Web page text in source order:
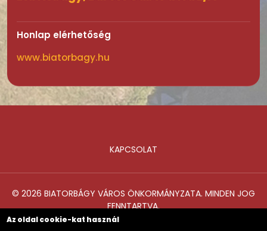
Honlap elérhetőség
www.biatorbagy.hu
KAPCSOLAT
© 2026 BIATORBÁGY VÁROS ÖNKORMÁNYZATA. MINDEN JOG
FENNTARTVA.
Az oldal cookie-kat használ